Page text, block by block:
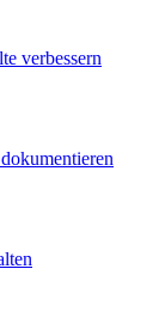
verbessern